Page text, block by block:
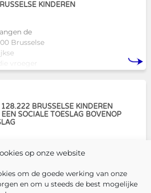
op onze website
om de goede werking van onze
en om u steeds de best mogelijke
KINDEREN
de
Brusselse
vroeger
financiële
gezinnen
BRUSSELSE KINDEREN
SOCIALE TOESLAG BOVENOP
hadden
kinderen
Van hen
kinderen ook